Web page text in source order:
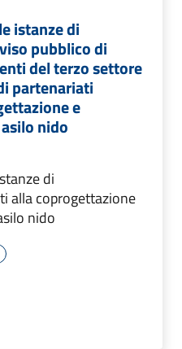
istanze di
pubblico di
del terzo settore
partenariati
e
nido
di
alla coprogettazione
nido